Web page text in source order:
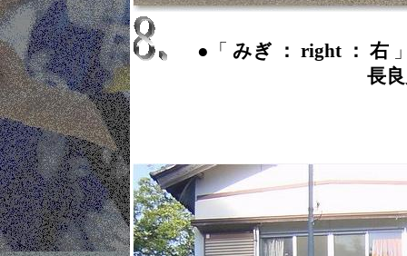
●「 みぎ ： right ： 右
長